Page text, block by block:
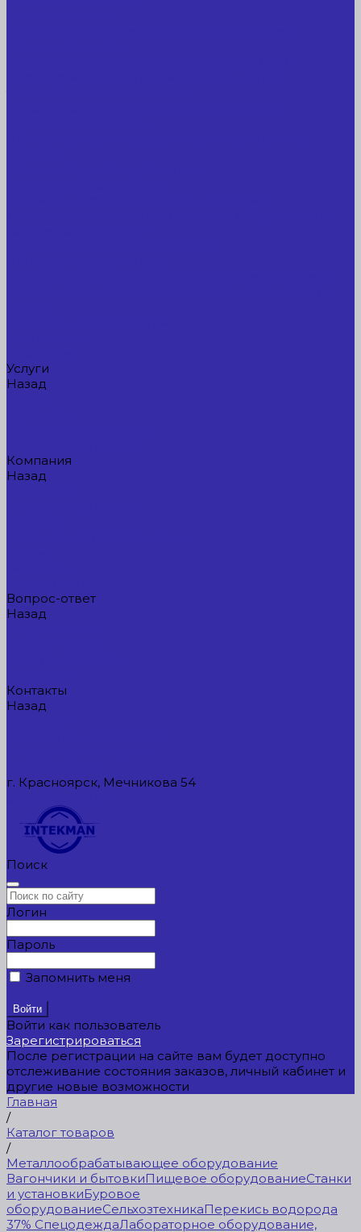
Услуги
Назад
Компания
Назад
Вопрос-ответ
Назад
Контакты
Назад
г. Красноярск, Мечникова 54
Поиск
Логин
Пароль
Запомнить меня
Войти как пользователь
Зарегистрироваться
После регистрации на сайте вам будет доступно
отслеживание состояния заказов, личный кабинет и
другие новые возможности
Главная
/
Каталог товаров
/
Металлообрабатывающее оборудование
Вагончики и бытовкиПищевое оборудованиеСтанки
и установкиБуровое
оборудованиеСельхозтехникаПерекись водорода
37% СпецодеждаЛабораторное оборудование,